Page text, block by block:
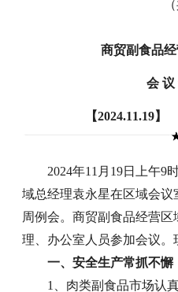
（共印25
商贸副食品
会 议
【2024.11.19
2024年11月19日上午9
域总经理袁永星在区域会
周例会。商贸副食品经营
理、办公室人员参加会议。
一、安全生产常抓不懈
1、肉类副食品市场认